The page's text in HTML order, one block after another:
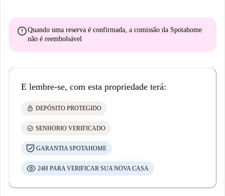
errorQuando uma reserva é confirmada, a comissão da Spotahome
não é reembolsável
E lembre-se, com esta propriedade terá:
lock DEPÓSITO PROTEGIDO
check_circle SENHORIO VERIFICADO
GARANTIA SPOTAHOME
24H PARA VERIFICAR SUA NOVA CASA